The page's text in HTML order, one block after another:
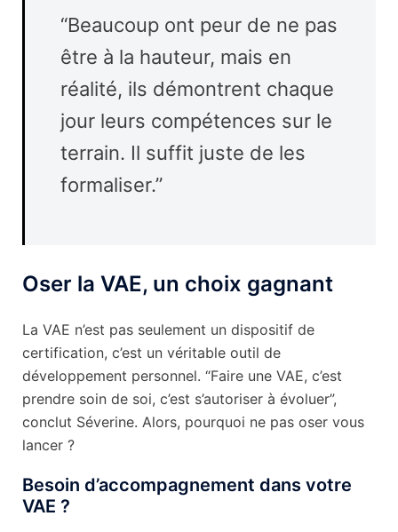
“Beaucoup ont peur de ne pas
être à la hauteur, mais en
réalité, ils démontrent chaque
jour leurs compétences sur le
terrain. Il suffit juste de les
formaliser.”
Oser la VAE, un choix gagnant
La VAE n’est pas seulement un dispositif de
certification, c’est un véritable outil de
développement personnel. “Faire une VAE, c’est
prendre soin de soi, c’est s’autoriser à évoluer”,
conclut Séverine. Alors, pourquoi ne pas oser vous
lancer ?
Besoin d’accompagnement dans votre
VAE ?